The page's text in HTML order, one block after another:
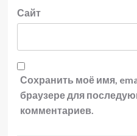
Сайт
Сохранить моё имя,
браузере для
комментариев.